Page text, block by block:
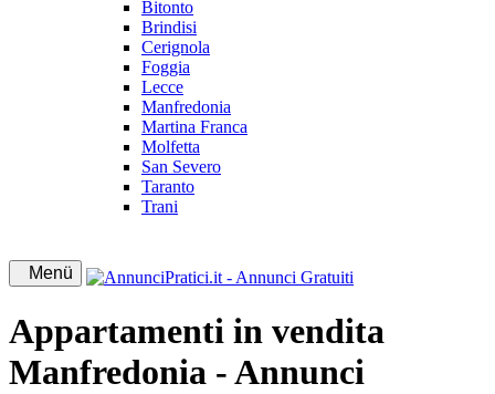
Bitonto
Brindisi
Cerignola
Foggia
Lecce
Manfredonia
Martina Franca
Molfetta
San Severo
Taranto
Trani
Menü
Appartamenti in vendita
Manfredonia - Annunci